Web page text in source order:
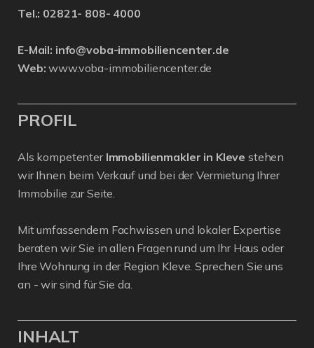
Tel.: 02821- 808- 4000
E-Mail: info@voba-immobiliencenter.de
Web: www.voba-immobiliencenter.de
PROFIL
Als kompetenter Immobilienmakler in Kleve stehen
wir Ihnen beim Verkauf und bei der Vermietung Ihrer
Immobilie zur Seite.
Mit umfassendem Fachwissen und lokaler Expertise
beraten wir Sie in allen Fragen rund um Ihr Haus oder
Ihre Wohnung in der Region Kleve. Sprechen Sie uns
an - wir sind für Sie da.
INHALT